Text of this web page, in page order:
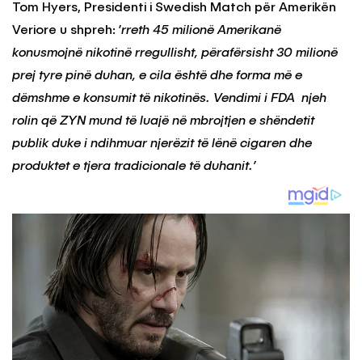
Tom Hyers, Presidenti i Swedish Match për Amerikën
Veriore u shpreh: ’rreth 45 milionë Amerikanë
konusmojnë nikotinë rregullisht, përafërsisht 30 milionë
prej tyre pinë duhan, e cila është dhe forma më e
dëmshme e konsumit të nikotinës. Vendimi i FDA njeh
rolin që ZYN mund të luajë në mbrojtjen e shëndetit
publik duke i ndihmuar njerëzit të lënë cigaren dhe
produktet e tjera tradicionale të duhanit.’